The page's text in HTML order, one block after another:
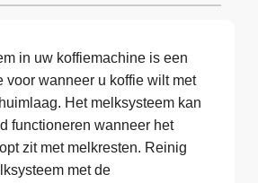
in uw koffiemachine is een
voor wanneer u koffie wilt met
Het melksysteem kan
functioneren wanneer het
zit met melkresten. Reinig
met de